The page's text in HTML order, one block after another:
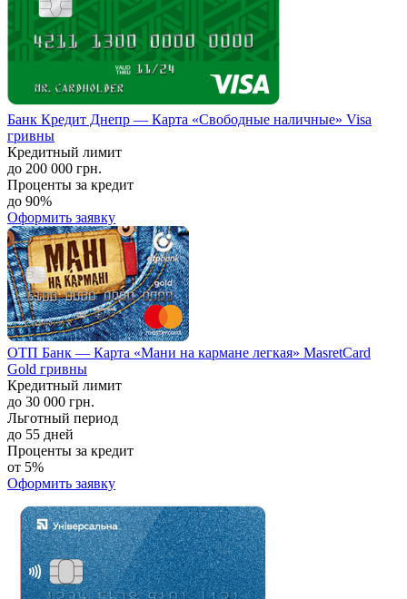
Банк Кредит Днепр — Карта «Свободные наличные» Visa
гривны
Кредитный лимит
до 200 000 грн.
Проценты за кредит
до 90%
Оформить заявку
ОТП Банк — Карта «Мани на кармане легкая» MasretCard
Gold гривны
Кредитный лимит
до 30 000 грн.
Льготный период
до 55 дней
Проценты за кредит
от 5%
Оформить заявку